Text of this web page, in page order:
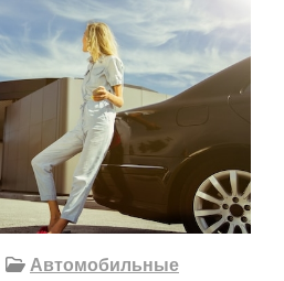
Автомобильные